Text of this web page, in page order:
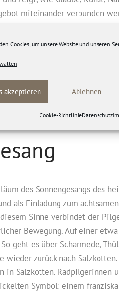
Cookies, um unsere Website und unseren
akzeptieren Ablehnen
Cookie-RichtlinieDatenschutz
miteinander verbunden
der Franziskanerinnen
eine der Glasstelen fest im
erfolgt dann die
Mutterhauskirche der
und seiner Bestimmung
des Sonnengesangs des
als Einladung zum
Sinne verbindet der
Bewegung. Auf einer
geht es über Scharmede,
wieder zurück nach
in Salzkotten. Radpilgerinnen
Symbol: einem